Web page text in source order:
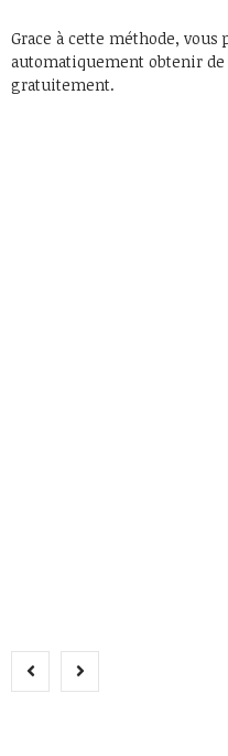
Grace à cette méthode,
automatiquement obtenir de
gratuitement.